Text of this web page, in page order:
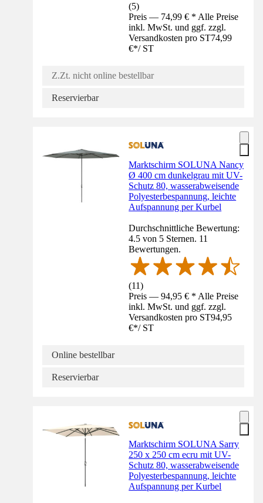
(5)
Preis — 74,99 € * Alle Preise
inkl. MwSt. und ggf. zzgl.
Versandkosten pro ST74,99
€*/ ST
Z.Zt. nicht online bestellbar
Reservierbar
Marktschirm SOLUNA Nancy
Ø 400 cm dunkelgrau mit UV-
Schutz 80, wasserabweisende
Polyesterbespannung, leichte
Aufspannung per Kurbel
Durchschnittliche Bewertung:
4.5 von 5 Sternen. 11
Bewertungen.
(11)
Preis — 94,95 € * Alle Preise
inkl. MwSt. und ggf. zzgl.
Versandkosten pro ST94,95
€*/ ST
Online bestellbar
Reservierbar
Marktschirm SOLUNA Sarry
250 x 250 cm ecru mit UV-
Schutz 80, wasserabweisende
Polyesterbespannung, leichte
Aufspannung per Kurbel